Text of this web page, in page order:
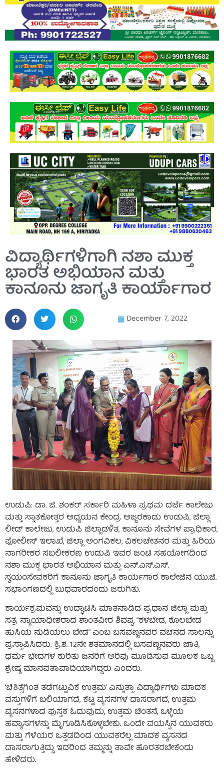
ವಿದ್ಯಾರ್ಥಿಗಳಿಗಾಗಿ ನಶಾ ಮುಕ್ತ
ಭಾರತ ಅಭಿಯಾನ ಮತ್ತು
ಕಾನೂನು ಜಾಗೃತಿ ಕಾರ್ಯಾಗಾರ
December 7, 2022
ಉಡುಪಿ: ಡಾ. ಜಿ. ಶಂಕರ್ ಸರ್ಕಾರಿ ಮಹಿಳಾ ಪ್ರಥಮ ದರ್ಜೆ ಕಾಲೇಜು
ಮತ್ತು ಸ್ನಾತಕೋತ್ತರ ಅಧ್ಯಯನ ಕೇಂದ್ರ ಅಜ್ಜರಕಾಡು ಉಡುಪಿ, ಜಿಲ್ಲಾ
ಲೀಡ್ ಕಾಲೇಜು, ಉಡುಪಿ ಜಿಲ್ಲಾಡಳಿತ, ಕಾನೂನು ಸೇವೆಗಳ ಪ್ರಾಧಿಕಾರ,
ಪೋಲೀಸ್ ಇಲಾಖೆ, ಜಿಲ್ಲಾ ಅಂಗವಿಕಲ, ವಿಕಲಚೇತನರ ಮತ್ತು ಹಿರಿಯ
ನಾಗರೀಕರ ಸಬಲೀಕರಣ ಉಡುಪಿ ಇವರ ಜಂಟಿ ಸಹಯೋಗದಿಂದ
ನಶಾ ಮುಕ್ತ ಭಾರತ ಅಭಿಯಾನ ಮತ್ತು ಎನ್.ಎಸ್.ಎಸ್.
ಸ್ವಯಂಸೇವಕರಿಗೆ ಕಾನೂನು ಜಾಗೃತಿ ಕಾರ್ಯಗಾರ ಕಾಲೇಜಿನ ಯು.ಜಿ.
ಸಭಾಂಗಣದಲ್ಲಿ ಬುಧವಾರದಂದು ಜರುಗಿತು.
ಕಾರ್ಯಕ್ರಮವನ್ನು ಉದ್ಘಾಟಿಸಿ ಮಾತನಾಡಿದ ಪ್ರಧಾನ ಜಿಲ್ಲಾ ಮತ್ತು
ಸತ್ರ ನ್ಯಾಯಾಧೀಶರಾದ ಶಾಂತವೀರ ಶಿವಪ್ಪ, “ಕಳಬೇಡ, ಕೊಲಬೇಡ
ಹುಸಿಯ ನುಡಿಯಲು ಬೇಡ” ಎಂಬ ಬಸವಣ್ಣನವರ ವಚನದ ಸಾಲನ್ನು
ಪ್ರಸ್ತಾಪಿಸಿದರು. ಕ್ರಿ.ಶ. 12ನೇ ಶತಮಾನದಲ್ಲಿ ಬಸವಣ್ಣನವರು ಜಾತಿ,
ಧರ್ಮ ಭೇದಗಳ ಕುರಿತು ಜನರಿಗೆ ಅರಿವು ಮೂಡಿಸುವ ಮೂಲಕ ಒಬ್ಬ
ಶ್ರೇಷ್ಠ ಮಾನವತಾವಾದಿಯಾಗಿದ್ದರು ಎಂದರು.
‘ಚಿಕಿತ್ಸೆಗಿಂತ ತಡೆಗಟ್ಟುವಿಕೆ ಉತ್ತಮ’ ಎನ್ನುತ್ತಾ ವಿದ್ಯಾರ್ಥಿಗಳು ಮಾದಕ
ವಸ್ತುಗಳಿಗೆ ಬಲಿಯಾಗದೆ, ಕೆಟ್ಟ ವ್ಯಸನಗಳ ದಾಸರಾಗದೆ, ಉತ್ತಮ
ವ್ಯಸನಗಳಾದ ಪುಸ್ತಕ ಓದುವುದು, ಉತ್ತಮ ಚಿಂತನೆ, ಒಳ್ಳೆಯ
ಹವ್ಯಾಸಗಳನ್ನು ಮೈಗೂಡಿಸಿಕೊಳ್ಳಬೇಕು. ಒಂದೇ ವಯಸ್ಸಿನ ಯುವಕರು
ಮತ್ತು ಗೆಳೆಯರ ಒತ್ತಡದಿಂದ ಯುವಕರೆಲ್ಲ ಮಾದಕ ವ್ಯಸನದ
ದಾಸರಾಗುತ್ತಿದ್ದು ಇದರಿಂದ ತಮ್ಮನ್ನು ತಾವೇ ಹೊರತರಬೇಕೆಂದು
ಹೇಳಿದರು.